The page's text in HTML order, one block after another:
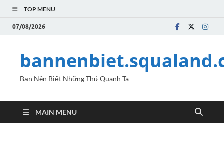
TOP MENU
07/08/2026
Bạn Nên Biết Những Thứ Quanh Ta
MAIN MENU